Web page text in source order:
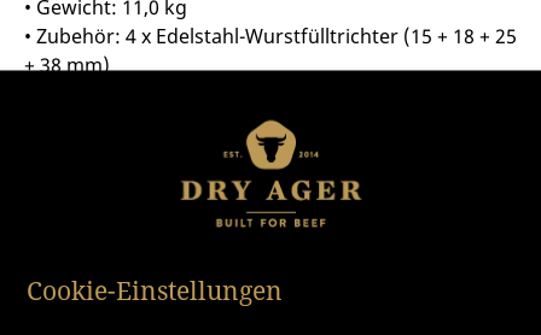
• Gewicht: 11,0 kg
• Zubehör: 4 x Edelstahl-Wurstfülltrichter (15 + 18 + 25
+ 38 mm)
Passende Produkte
Cookie-Einstellungen